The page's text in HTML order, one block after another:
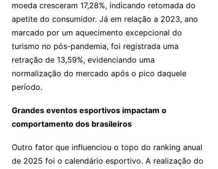
moeda cresceram 17,28%, indicando retomada do
apetite do consumidor. Já em relação a 2023, ano
marcado por um aquecimento excepcional do
turismo no pós-pandemia, foi registrada uma
retração de 13,59%, evidenciando uma
normalização do mercado após o pico daquele
período.
Grandes eventos esportivos impactam o
comportamento dos brasileiros
Outro fator que influenciou o topo do ranking anual
de 2025 foi o calendário esportivo. A realização do